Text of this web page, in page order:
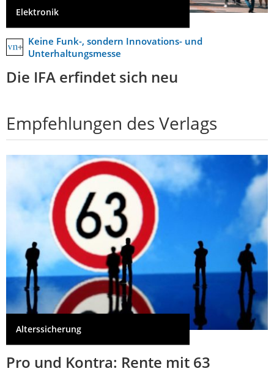
Elektronik
Keine Funk-, sondern Innovations- und
Unterhaltungsmesse
Die IFA erfindet sich neu
Empfehlungen des Verlags
Alterssicherung
Pro und Kontra: Rente mit 63